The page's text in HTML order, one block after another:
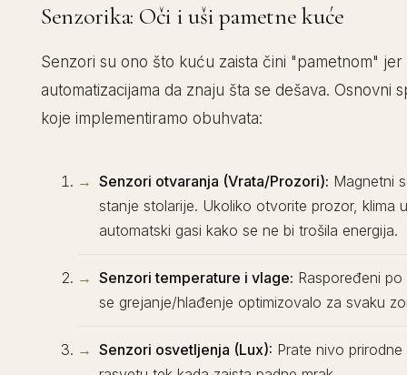
Senzorika: Oči i uši pametne kuće
Senzori su ono što kuću zaista čini "pametnom"
automatizacijama da znaju šta se dešava. Osnovni
koje implementiramo obuhvata:
Senzori otvaranja (Vrata/Prozori): Magnetni
stanje stolarije. Ukoliko otvorite prozor, klima
automatski gasi kako se ne bi trošila energija.
Senzori temperature i vlage: Raspoređeni
se grejanje/hlađenje optimizovalo za svaku
Senzori osvetljenja (Lux): Prate nivo